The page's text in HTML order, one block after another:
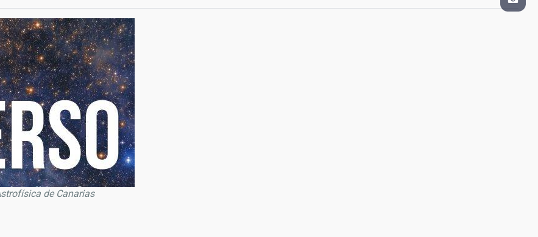
de Canarias